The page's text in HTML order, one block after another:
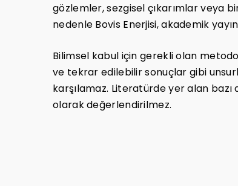
gözlemler, sezgisel çıkarımlar veya
nedenle Bovis Enerjisi, akademik
Bilimsel kabul için gerekli olan
ve tekrar edilebilir sonuçlar gibi
karşılamaz. Literatürde yer alan
olarak değerlendirilmez.